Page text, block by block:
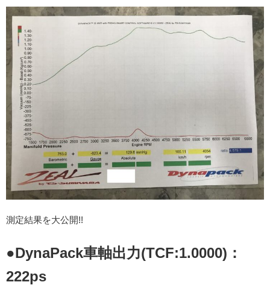
測定結果を大公開!!
●DynaPack車軸出力(TCF:1.0000)：
222ps